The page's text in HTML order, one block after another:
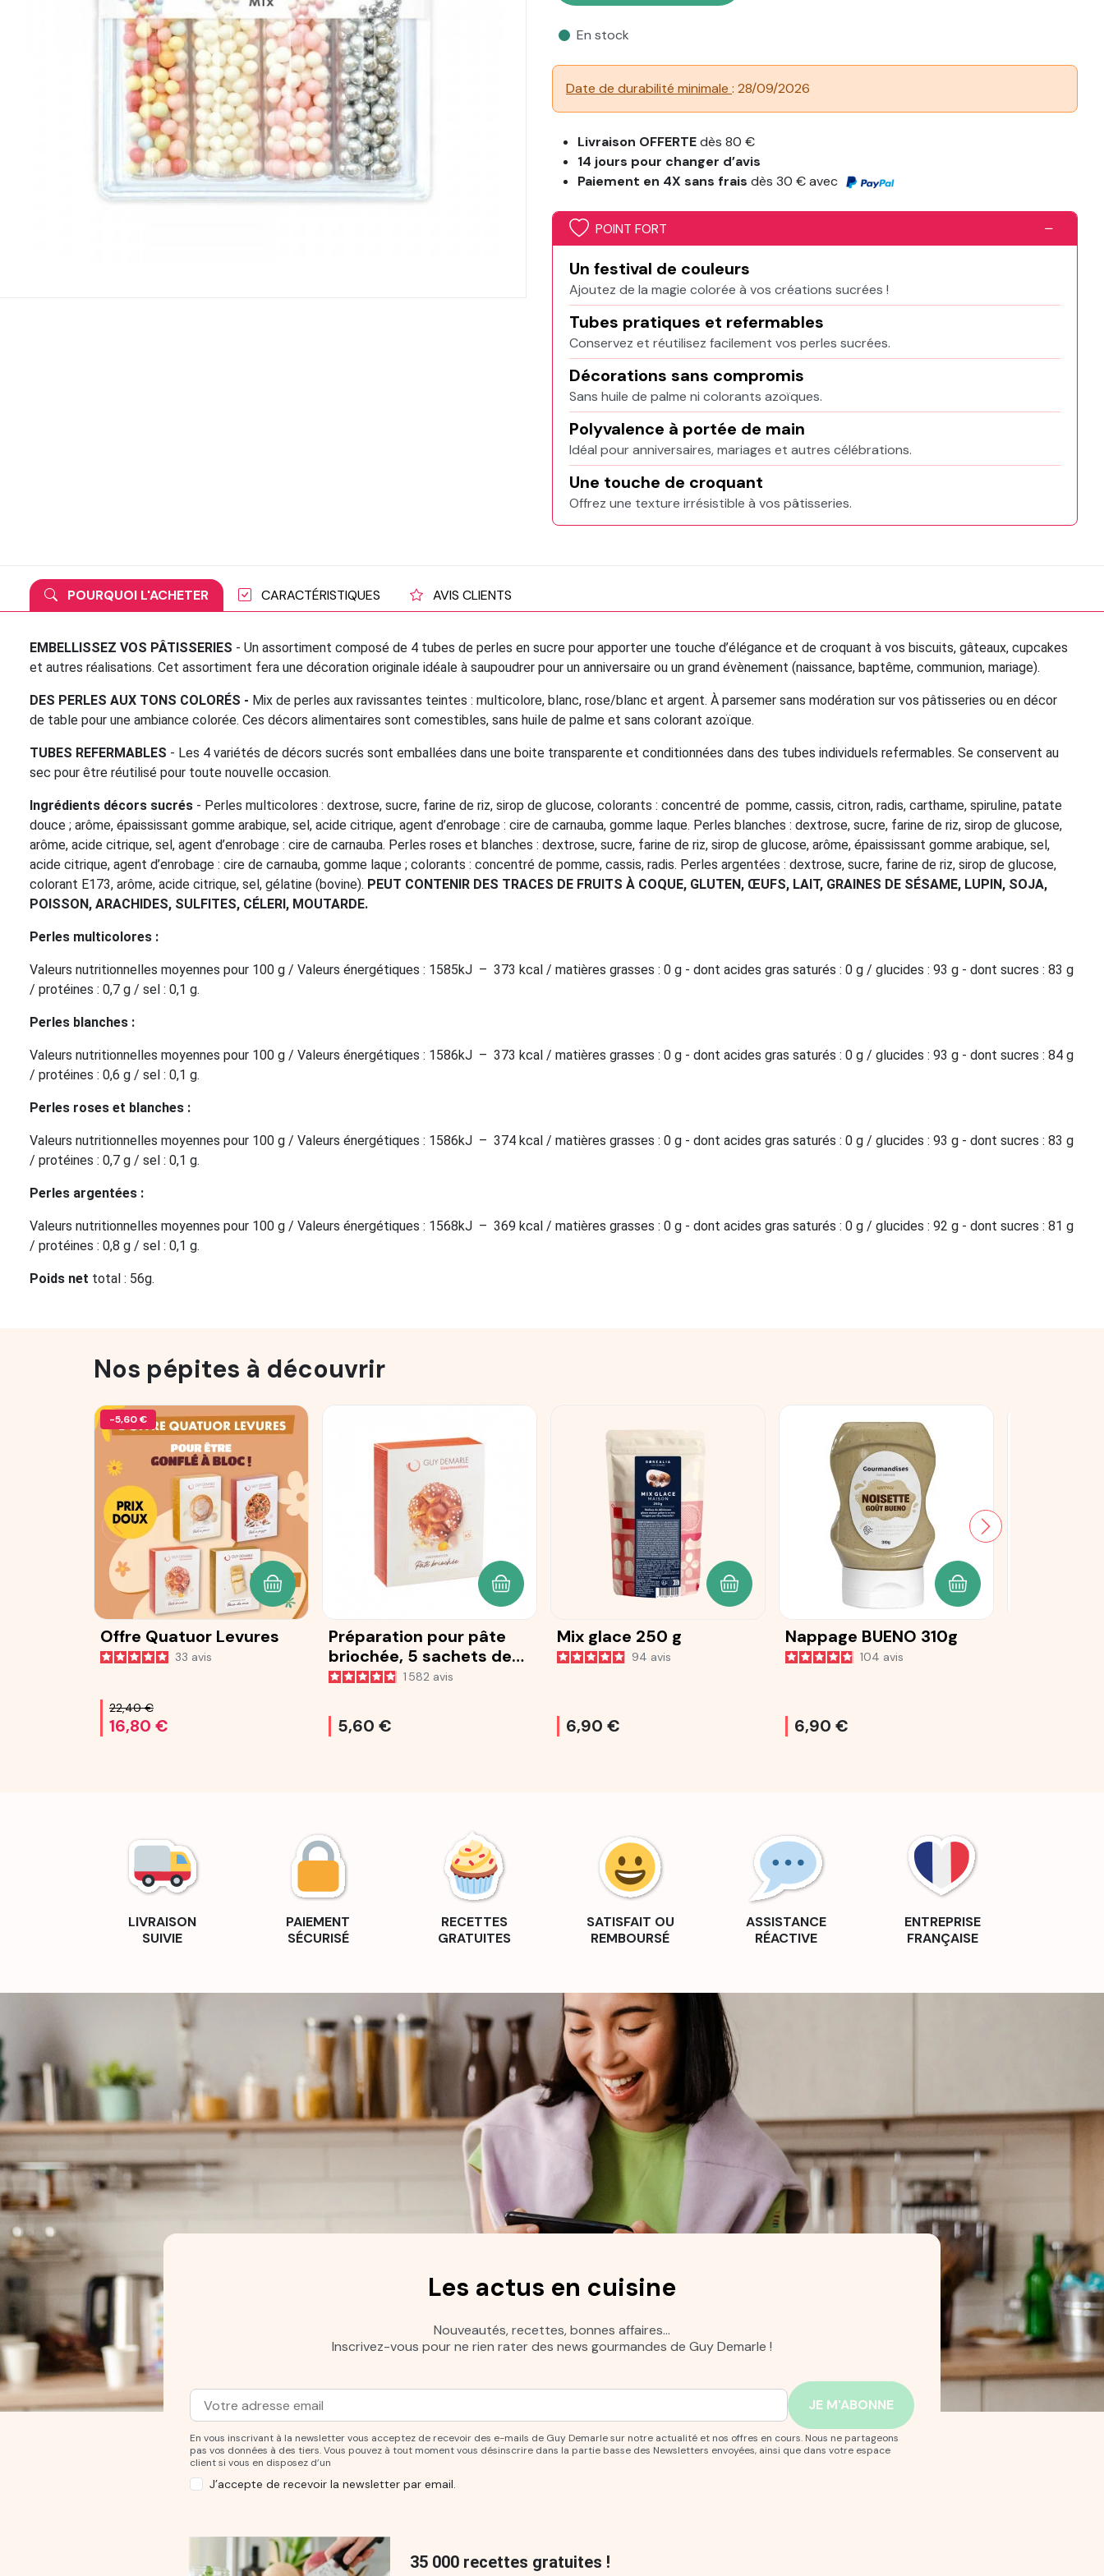
En stock
Date de durabilité minimale : 28/09/2026
Livraison OFFERTEdès 80 €
14 jours pour changer d’avis
Paiement en 4X sans fraisdès 30 € avec
POINT FORT
Un festival de couleurs
Ajoutez de la magie colorée à vos créations sucrées !
Tubes pratiques et refermables
Conservez et réutilisez facilement vos perles sucrées.
Décorations sans compromis
Sans huile de palme ni colorants azoïques.
Polyvalence à portée de main
Idéal pour anniversaires, mariages et autres célébrations.
Une touche de croquant
Offrez une texture irrésistible à vos pâtisseries.
POURQUOI L'ACHETER CARACTÉRISTIQUES AVIS CLIENTS
EMBELLISSEZ VOS PÂTISSERIES - Un assortiment composé de 4 tubes de perles en sucre pour apporter une touche d’élégance et de croquant à vos biscuits, gâteaux, cupcakes
et autres réalisations. Cet assortiment fera une décoration originale idéale à saupoudrer pour un anniversaire ou un grand évènement (naissance, baptême, communion, mariage).
DES PERLES AUX TONS COLORÉS - Mix de perles aux ravissantes teintes : multicolore, blanc, rose/blanc et argent. À parsemer sans modération sur vos pâtisseries ou en décor
de table pour une ambiance colorée. Ces décors alimentaires sont comestibles, sans huile de palme et sans colorant azoïque.
TUBES REFERMABLES - Les 4 variétés de décors sucrés sont emballées dans une boite transparente et conditionnées dans des tubes individuels refermables. Se conservent au
sec pour être réutilisé pour toute nouvelle occasion.
Ingrédients décors sucrés - Perles multicolores : dextrose, sucre, farine de riz, sirop de glucose, colorants : concentré de pomme, cassis, citron, radis, carthame, spiruline, patate
douce ; arôme, épaississant gomme arabique, sel, acide citrique, agent d’enrobage : cire de carnauba, gomme laque. Perles blanches : dextrose, sucre, farine de riz, sirop de glucose,
arôme, acide citrique, sel, agent d’enrobage : cire de carnauba. Perles roses et blanches : dextrose, sucre, farine de riz, sirop de glucose, arôme, épaississant gomme arabique, sel,
acide citrique, agent d’enrobage : cire de carnauba, gomme laque ; colorants : concentré de pomme, cassis, radis. Perles argentées : dextrose, sucre, farine de riz, sirop de glucose,
colorant E173, arôme, acide citrique, sel, gélatine (bovine). PEUT CONTENIR DES TRACES DE FRUITS À COQUE, GLUTEN, ŒUFS, LAIT, GRAINES DE SÉSAME, LUPIN, SOJA,
POISSON, ARACHIDES, SULFITES, CÉLERI, MOUTARDE.
Perles multicolores :
Valeurs nutritionnelles moyennes pour 100 g / Valeurs énergétiques : 1585kJ – 373 kcal / matières grasses : 0 g - dont acides gras saturés : 0 g / glucides : 93 g - dont sucres : 83 g
/ protéines : 0,7 g / sel : 0,1 g.
Perles blanches :
Valeurs nutritionnelles moyennes pour 100 g / Valeurs énergétiques : 1586kJ – 373 kcal / matières grasses : 0 g - dont acides gras saturés : 0 g / glucides : 93 g - dont sucres : 84 g
/ protéines : 0,6 g / sel : 0,1 g.
Perles roses et blanches :
Valeurs nutritionnelles moyennes pour 100 g / Valeurs énergétiques : 1586kJ – 374 kcal / matières grasses : 0 g - dont acides gras saturés : 0 g / glucides : 93 g - dont sucres : 83 g
/ protéines : 0,7 g / sel : 0,1 g.
Perles argentées :
Valeurs nutritionnelles moyennes pour 100 g / Valeurs énergétiques : 1568kJ – 369 kcal / matières grasses : 0 g - dont acides gras saturés : 0 g / glucides : 92 g - dont sucres : 81 g
/ protéines : 0,8 g / sel : 0,1 g.
Poids net total : 56g.
Nos pépites à découvrir
-5,60 €
Offre Quatuor Levures
33 avis
22,40 €
16,80 €
AJOUTER AU PANIER
Préparation pour pâte
briochée, 5 sachets de
25 g
1 582 avis
5,60 €
AJOUTER AU PANIER
Mix glace 250 g
94 avis
6,90 €
AJOUTER AU PANIER
Nappage BUENO 310g
104 avis
6,90 €
AJOUTER AU PANIER
LIVRAISON
SUIVIE
PAIEMENT
SÉCURISÉ
RECETTES
GRATUITES
SATISFAIT OU
REMBOURSÉ
ASSISTANCE
RÉACTIVE
ENTREPRISE
FRANÇAISE
Les actus en cuisine
Nouveautés, recettes, bonnes affaires…
Inscrivez-vous pour ne rien rater des news gourmandes de Guy Demarle !
Adresse mail
Entrez votre adresse mail pour vous abonner à notre newsletter.
En vous inscrivant à la newsletter vous acceptez de recevoir des e-mails de Guy Demarle sur notre actualité et nos offres en cours. Nous ne partageons
pas vos données à des tiers. Vous pouvez à tout moment vous désinscrire dans la partie basse des Newsletters envoyées, ainsi que dans votre espace
client si vous en disposez d’un
J’accepte de recevoir la newsletter par email.
35 000 recettes gratuites !